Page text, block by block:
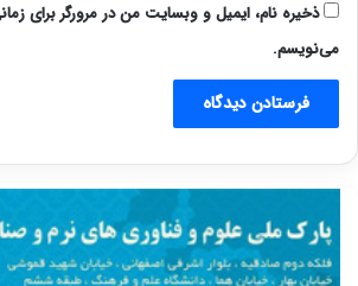
ذخیره نام، ایمیل و وبسایت من در مرورگر برای
می‌نویسم.